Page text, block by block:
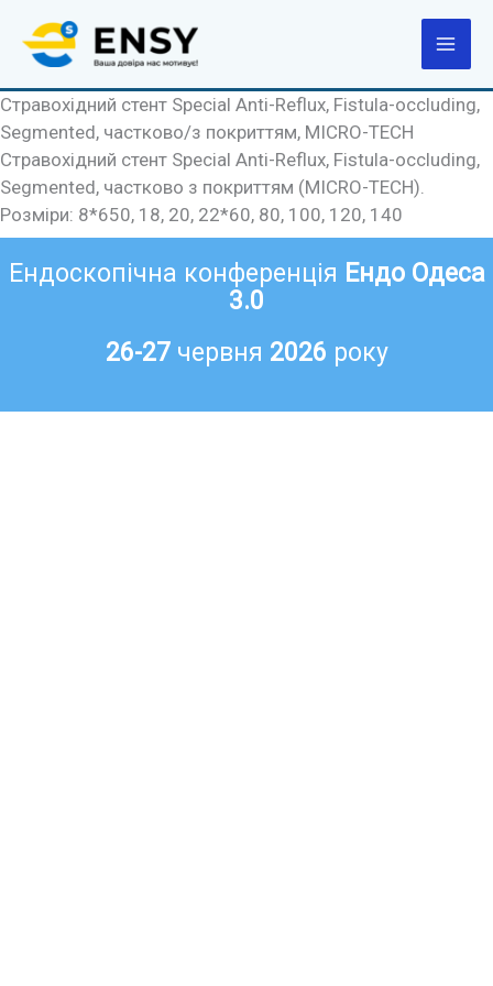
вмісту
Стравохідний стент Special Anti-Reflux, Fistula-occluding,
Segmented, частково/з покриттям, MICRO-TECH
Стравохідний стент Special Anti-Reflux, Fistula-occluding,
Segmented, частково з покриттям (MICRO-TECH).
Розміри: 8*650, 18, 20, 22*60, 80, 100, 120, 140
Ендоскопічна конференція Ендо Одеса
3.0
26-27 червня 2026 року